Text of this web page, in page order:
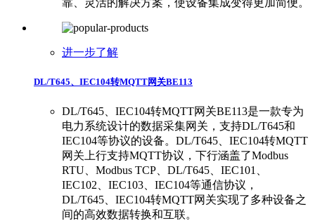
靠、灵活的解决方案，使设备集成变得更加简便。
进一步了解
DL/T645、IEC104转MQTT网关BE113
DL/T645、IEC104转MQTT网关BE113是一款专为
电力系统设计的数据采集网关，支持DL/T645和
IEC104等协议的设备。DL/T645、IEC104转MQTT
网关上行支持MQTT协议，下行涵盖了Modbus
RTU、Modbus TCP、DL/T645、IEC101、
IEC102、IEC103、IEC104等通信协议，
DL/T645、IEC104转MQTT网关实现了多种设备之
间的高效数据转换和互联。